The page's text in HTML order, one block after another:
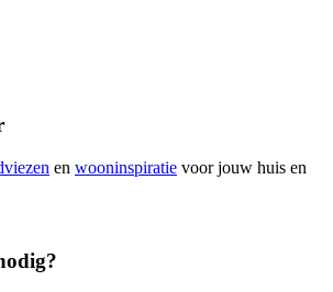
en wooninspiratie voor jouw huis en